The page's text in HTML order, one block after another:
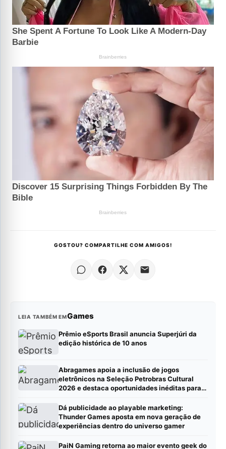
GOSTOU? COMPARTILHE COM AMIGOS!
LEIA TAMBÉM EMGames
Prêmio eSports Brasil anuncia Superjúri da
edição histórica de 10 anos
Abragames apoia a inclusão de jogos
eletrônicos na Seleção Petrobras Cultural
2026 e destaca oportunidades inéditas para
Dá publicidade ao playable marketing:
Thunder Games aposta em nova geração de
experiências dentro do universo gamer
PaiN Gaming retorna ao maior evento geek do